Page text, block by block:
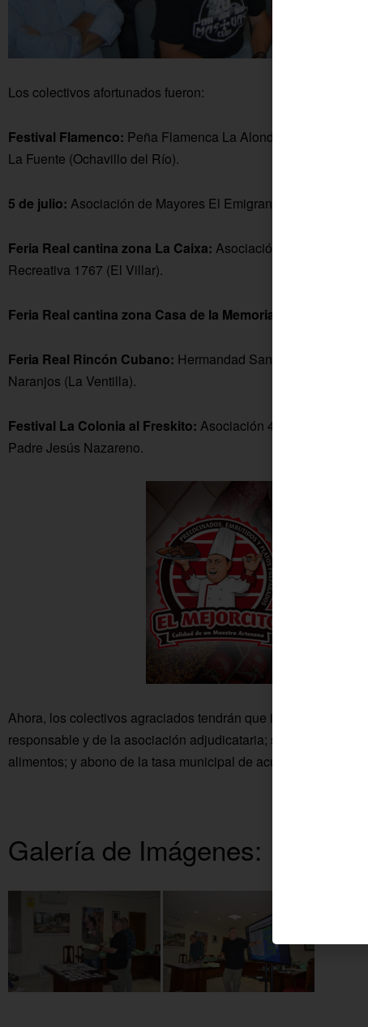
Los colectivos afortunados fueron:
Festival Flamenco: Peña Flamenca La Alondra (Cañada del
La Fuente (Ochavillo del Río).
5 de julio: Asociación de Mayores El Emigrante (Villalón).
Feria Real cantina zona La Caixa: Asociación Cultural
Recreativa 1767 (El Villar).
Feria Real cantina zona Casa de la Memoria:
Feria Real Rincón Cubano: Hermandad San Isidro El Villar.
Naranjos (La Ventilla).
Festival La Colonia al Freskito: Asociación 4 Patitas (Fuente
Padre Jesús Nazareno.
Ahora, los colectivos agraciados tendrán que ir preparando la
responsable y de la asociación adjudicataria; seguro de
alimentos; y abono de la tasa municipal de acuerdo a la
Galería de Imágenes: